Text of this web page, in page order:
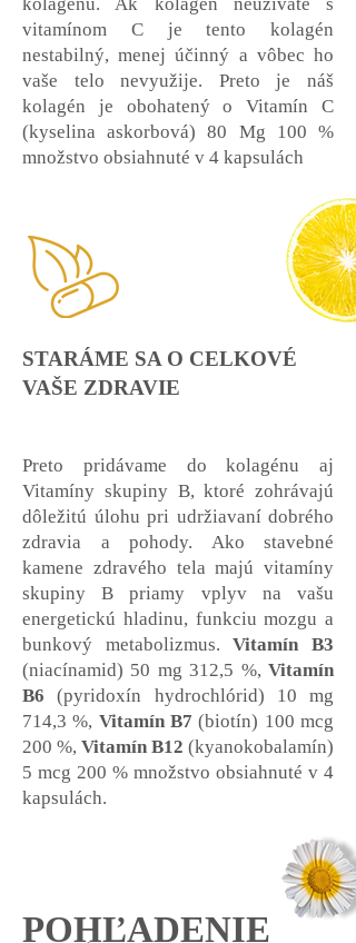
vitamínom C je tento kolagén
nestabilný, menej účinný a vôbec ho
vaše telo nevyužije. Preto je náš
kolagén je obohatený o Vitamín C
(kyselina askorbová) 80 Mg 100 %
množstvo obsiahnuté v 4 kapsulách
STARÁME SA O CELKOVÉ
VAŠE ZDRAVIE
Preto pridávame do kolagénu aj
Vitamíny skupiny B, ktoré zohrávajú
dôležitú úlohu pri udržiavaní dobrého
zdravia a pohody. Ako stavebné
kamene zdravého tela majú vitamíny
skupiny B priamy vplyv na vašu
energetickú hladinu, funkciu mozgu a
bunkový metabolizmus.Vitamín B3
(niacínamid) 50 mg 312,5 %, Vitamín
B6 (pyridoxín hydrochlórid) 10 mg
714,3 %, Vitamín B7 (biotín) 100 mcg
200 %, Vitamín B12 (kyanokobalamín)
5 mcg 200 % množstvo obsiahnuté v 4
kapsulách.
POHĽADENIE